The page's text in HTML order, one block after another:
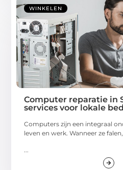
WINKELEN
Computer reparatie in
services voor lokale
Computers zijn een integraal
leven en werk. Wanneer ze